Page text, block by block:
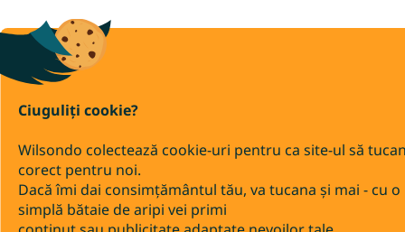
Ciuguliți cookie?
Wilsondo colectează cookie-uri pentru ca site-ul să
corect pentru noi.
Dacă îmi dai consimțământul tău, va tucana și mai - cu o
simplă bătaie de aripi vei primi